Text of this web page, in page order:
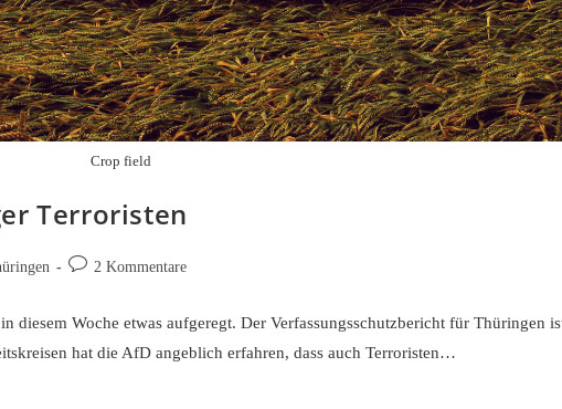
Crop field
Terroristen
Beitrags-2 Kommentare
diesem Woche etwas aufgeregt. Der Verfassungsschutzbericht für Thüringen
hat die AfD angeblich erfahren, dass auch Terroristen…